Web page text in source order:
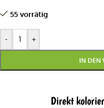
55 vorrätig
- +
IN DEN
Direkt